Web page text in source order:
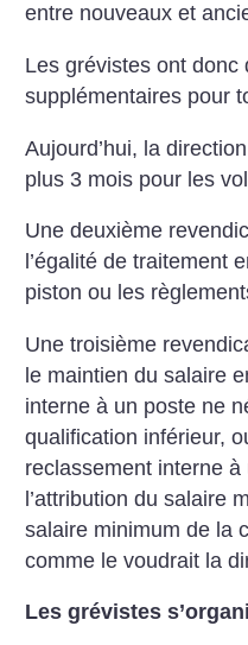
entre nouveaux et
Les grévistes ont donc
supplémentaires pour
Aujourd’hui, la
plus 3 mois pour les
Une deuxième
l’égalité de traitement
piston ou les
Une troisième
le maintien du salaire
interne à un poste ne
qualification inférieur,
reclassement interne
l’attribution du salaire
salaire minimum de la
comme le voudrait la
Les grévistes